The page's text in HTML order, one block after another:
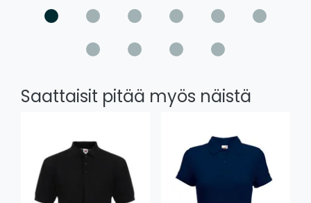
Saattaisit pitää myös näistä